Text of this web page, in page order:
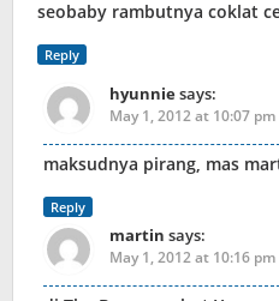
seobaby rambutnya coklat
Reply
hyunniesays:
May 1, 2012 at 10:07 pm
maksudnya pirang, mas
Reply
martin says:
May 1, 2012 at 10:16 pm